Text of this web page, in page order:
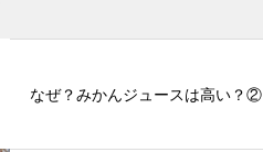
なぜ？みかんジュースは高い？②